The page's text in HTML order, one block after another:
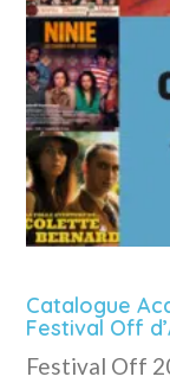
Catalogue
Festival Off
Festival Off